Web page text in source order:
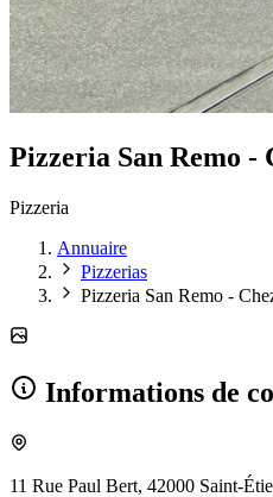
Pizzeria San Remo -
Pizzeria
Annuaire
Pizzerias
Pizzeria San Remo -
Informations de
11 Rue Paul Bert, 42000 Saint-